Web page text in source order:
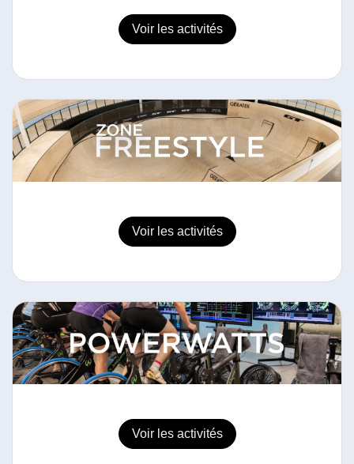
Voir les activités
Voir les activités
Voir les activités